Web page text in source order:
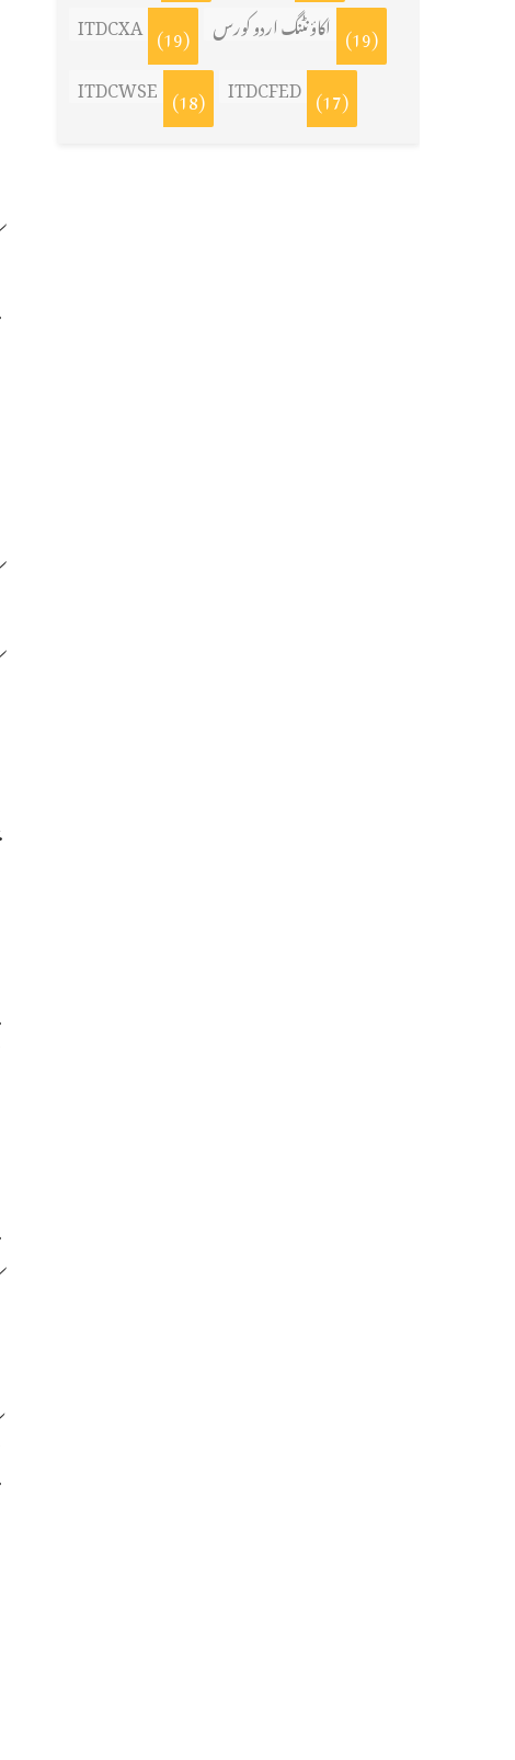
ITDCXA (19) اکاؤنٹنگ اردو کورس (19)
ITDCWSE (18) ITDCFED (17)